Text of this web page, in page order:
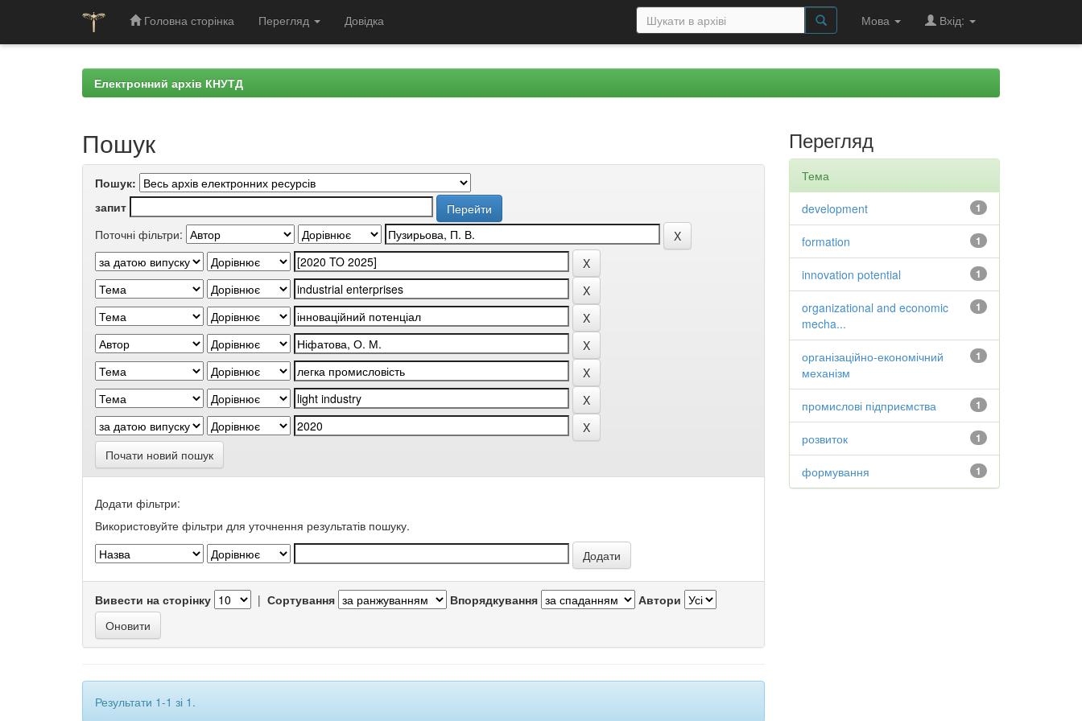
Головна сторінка Перегляд Довідка Мова Вхід:
Електронний архів КНУТД
Пошук
Пошук:
запит
Поточні фільтри:
Почати новий пошук
Додати фільтри:
Використовуйте фільтри для уточнення результатів пошуку.
Вивести на сторінку | Сортування Впорядкування Автори
Результати 1-1 зі 1.
Перегляд
Тема
1
development
1
formation
1
innovation potential
1
organizational and economic
mecha...
1
організаційно-економічний
механізм
1
промислові підприємства
1
розвиток
1
формування